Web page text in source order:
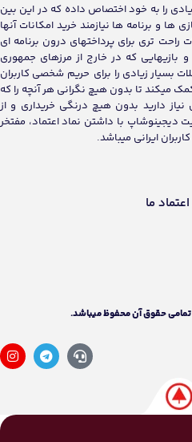
را به خود اختصاص داده که در این بین
ها و برنامه ها نیازمند خرید امکانات آنها
راحت تری برای پرداختهای درون برنامه ای
بازیهایی که در خارج از مرزهای جمهوری
بسیار زیادی را برای حریم شخصی کاربران
میکند تا بدون هیچ نگرانی هر آنچه را که
نیاز دارید بدون هیچ درنگی خریداری و از
دیجینوشاپ با داشتن نماد اعتماد، مفتخر
ما
حقوق آن محفوظ ميباشد.